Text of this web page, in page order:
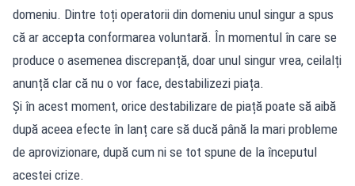
domeniu. Dintre toți operatorii din domeniu unul singur a spus
că ar accepta conformarea voluntară. În momentul în care se
produce o asemenea discrepanță, doar unul singur vrea, ceilalți
anunță clar că nu o vor face, destabilizezi piața.
Și în acest moment, orice destabilizare de piață poate să aibă
după aceea efecte în lanț care să ducă până la mari probleme
de aprovizionare, după cum ni se tot spune de la începutul
acestei crize.